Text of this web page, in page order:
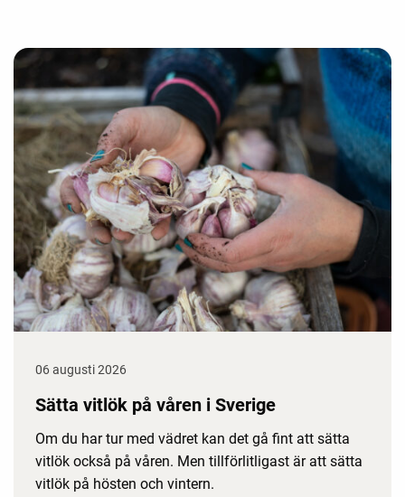
06 augusti 2026
Sätta vitlök på våren i Sverige
Om du har tur med vädret kan det gå fint att sätta
vitlök också på våren. Men tillförlitligast är att sätta
vitlök på hösten och vintern.